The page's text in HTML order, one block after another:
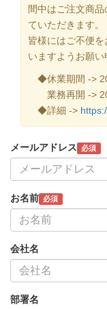
間中はご注文商
ていただきます。
皆様にはご不便
いますようお願い
◆休業期間 ->
業務再開 ->
◆詳細 ->
メールアドレス 必須
お名前 必須
会社名
部署名